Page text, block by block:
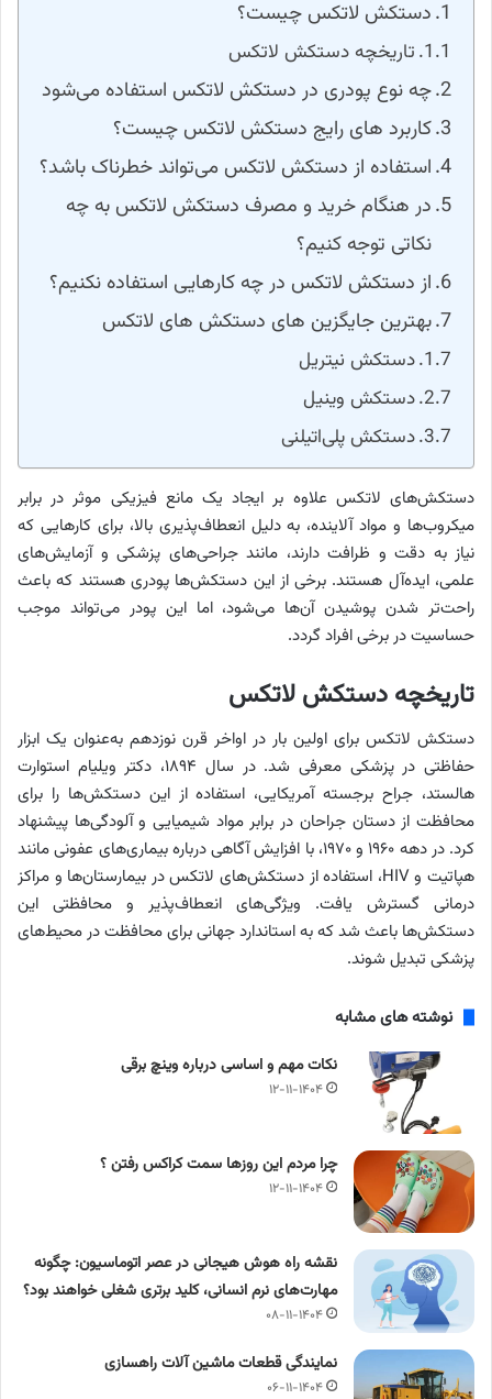
دستکش لاتکس چیست؟
تاریخچه دستکش لاتکس
چه نوع پودری در دستکش لاتکس استفاده می‌شود
کاربرد های رایج دستکش لاتکس چیست؟
استفاده از دستکش لاتکس می‌تواند خطرناک باشد؟
در هنگام خرید و مصرف دستکش لاتکس به چه
نکاتی توجه کنیم؟
از دستکش لاتکس در چه کارهایی استفاده نکنیم؟
بهترین جایگزین های دستکش های لاتکس
دستکش نیتریل
دستکش وینیل
دستکش پلی‌اتیلنی
دستکش‌های لاتکس علاوه بر ایجاد یک مانع فیزیکی موثر در برابر
میکروب‌ها و مواد آلاینده، به دلیل انعطاف‌پذیری بالا، برای کارهایی که
نیاز به دقت و ظرافت دارند، مانند جراحی‌های پزشکی و آزمایش‌های
علمی، ایده‌آل هستند. برخی از این دستکش‌ها پودری هستند که باعث
راحت‌تر شدن پوشیدن آن‌ها می‌شود، اما این پودر می‌تواند موجب
حساسیت در برخی افراد گردد.
تاریخچه دستکش لاتکس
دستکش لاتکس برای اولین بار در اواخر قرن نوزدهم به‌عنوان یک ابزار
حفاظتی در پزشکی معرفی شد. در سال ۱۸۹۴، دکتر ویلیام استوارت
هالستد، جراح برجسته آمریکایی، استفاده از این دستکش‌ها را برای
محافظت از دستان جراحان در برابر مواد شیمیایی و آلودگی‌ها پیشنهاد
کرد. در دهه ۱۹۶۰ و ۱۹۷۰، با افزایش آگاهی درباره بیماری‌های عفونی مانند
هپاتیت و HIV، استفاده از دستکش‌های لاتکس در بیمارستان‌ها و مراکز
درمانی گسترش یافت. ویژگی‌های انعطاف‌پذیر و محافظتی این
دستکش‌ها باعث شد که به استاندارد جهانی برای محافظت در محیط‌های
پزشکی تبدیل شوند.
نوشته های مشابه
نکات مهم و اساسی درباره وینچ برقی
۱۲-۱۱-۱۴۰۴
چرا مردم این روزها سمت کراکس رفتن ؟
۱۲-۱۱-۱۴۰۴
نقشه راه هوش هیجانی در عصر اتوماسیون: چگونه
مهارت‌های نرم انسانی، کلید برتری شغلی خواهند بود؟
۰۸-۱۱-۱۴۰۴
نمایندگی قطعات ماشین آلات راهسازی
۰۶-۱۱-۱۴۰۴